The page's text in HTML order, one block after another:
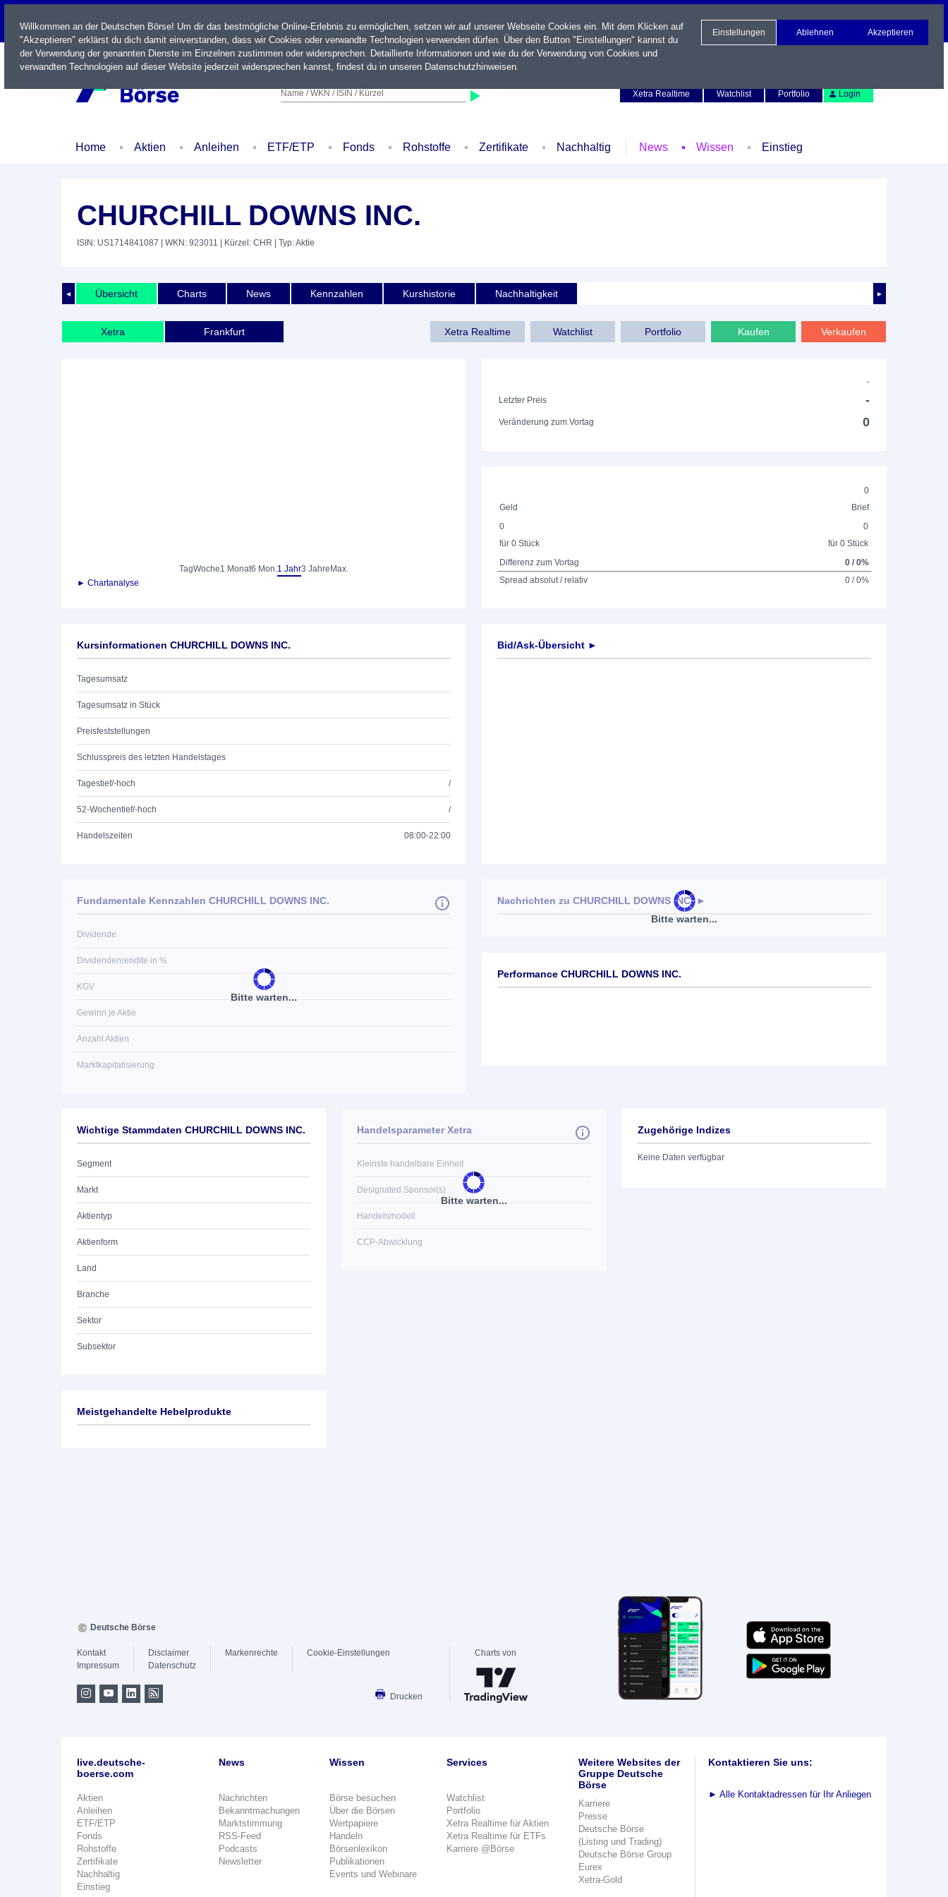
LIVE
Name / WKN / ISIN / Kürzel
Xetra Realtime
Watchlist Portfolio Login
Home Aktien Anleihen ETF/ETP Fonds Rohstoffe Zertifikate Nachhaltig News Wissen Einstieg
CHURCHILL DOWNS INC.
ISIN: US1714841087 | WKN: 923011 | Kürzel: CHR | Typ: Aktie
◄ ►
Übersicht Charts News Kennzahlen Kurshistorie Nachhaltigkeit
Xetra Frankfurt Xetra Realtime Watchlist Portfolio Kaufen Verkaufen
TagWoche1 Monat6 Mon.1 Jahr3 Jahre Max.
► Chartanalyse
-
Letzter Preis
-
Veränderung zum Vortag 0
0
Geld
Brief
0
für 0 Stück
0
für 0 Stück
Differenz zum Vortag
0 / 0%
Spread absolut / relativ
0 / 0%
Kursinformationen CHURCHILL DOWNS INC.
Tagesumsatz
Tagesumsatz in Stück
Preisfeststellungen
Schlusspreis des letzten Handelstages
Tagestief/-hoch /
52-Wochentief/-hoch /
Handelszeiten 08:00-22:00
Bid/Ask-Übersicht ►
Bitte warten...
Fundamentale Kennzahlen CHURCHILL DOWNS INC.
Dividende
Dividendenrendite in %
KGV
Gewinn je Aktie
Anzahl Aktien
Marktkapitalisierung
Bitte warten...
Nachrichten zu CHURCHILL DOWNS INC.►
Performance CHURCHILL DOWNS INC.
Wichtige Stammdaten CHURCHILL DOWNS INC.
Segment
Markt
Aktientyp
Aktienform
Land
Branche
Sektor
Subsektor
Bitte warten...
Handelsparameter Xetra
Kleinste handelbare Einheit
Designated Sponsor(s)
Handelsmodell
CCP-Abwicklung
Zugehörige Indizes
Keine Daten verfügbar
Meistgehandelte Hebelprodukte
Willkommen an der Deutschen Börse! Um dir das bestmögliche Online-Erlebnis zu ermöglichen, setzen wir auf unserer Webseite Cookies ein. Mit dem Klicken auf
"Akzeptieren" erklärst du dich damit einverstanden, dass wir Cookies oder verwandte Technologien verwenden dürfen. Über den Button "Einstellungen" kannst du
der Verwendung der genannten Dienste im Einzelnen zustimmen oder widersprechen. Detaillierte Informationen und wie du der Verwendung von Cookies und
verwandten Technologien auf dieser Website jederzeit widersprechen kannst, findest du in unseren Datenschutzhinweisen.
Einstellungen Ablehnen Akzeptieren
Deutsche Börse
Kontakt
Impressum
Disclaimer
Datenschutz
Markenrechte Cookie-Einstellungen
Drucken
Charts von
live.deutsche-
boerse.com
Aktien
Anleihen
ETF/ETP
Fonds
Rohstoffe
Zertifikate
Nachhaltig
Einstieg
News
Nachrichten
Bekanntmachungen
Marktstimmung
RSS-Feed
Podcasts
Newsletter
Wissen
Börse besuchen
Über die Börsen
Wertpapiere
Handeln
Börsenlexikon
Publikationen
Events und Webinare
Services
Watchlist
Portfolio
Xetra Realtime für Aktien
Xetra Realtime für ETFs
Karriere @Börse
Weitere Websites der
Gruppe Deutsche
Börse
Karriere
Presse
Deutsche Börse
(Listing und Trading)
Deutsche Börse Group
Eurex
Xetra-Gold
Kontaktieren Sie uns:
► Alle Kontaktadressen für Ihr Anliegen